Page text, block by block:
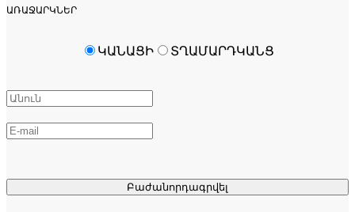
ՌԱՋԱՐԿՆԵՐ
Բաժանորդագրվել
ԿԱՆԱՑԻ ՏՂԱՄԱՐԴԿԱՆՑ